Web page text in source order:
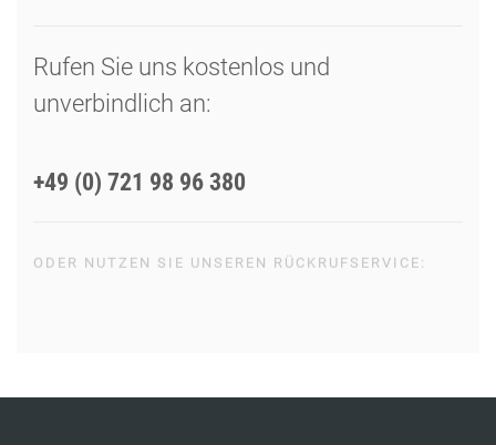
Rufen Sie uns kostenlos und
unverbindlich an:
+49 (0) 721 98 96 380
ODER NUTZEN SIE UNSEREN RÜCKRUFSERVICE: